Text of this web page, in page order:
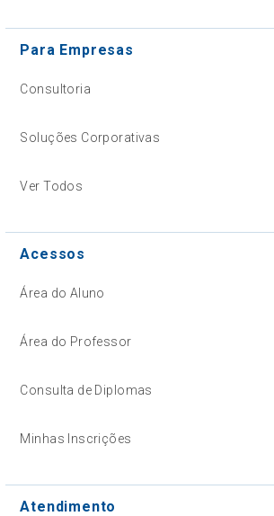
Para Empresas
Consultoria
Soluções Corporativas
Ver Todos
Acessos
Área do Aluno
Área do Professor
Consulta de Diplomas
Minhas Inscrições
Atendimento